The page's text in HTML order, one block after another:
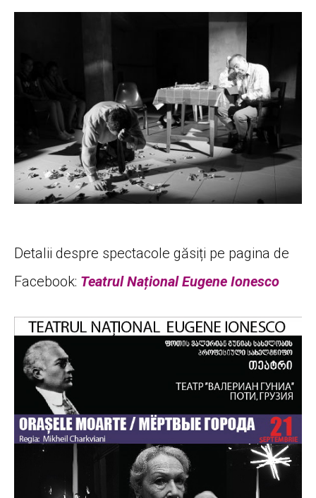
Detalii despre spectacole găsiți pe pagina de
Facebook: Teatrul Național Eugene Ionesco